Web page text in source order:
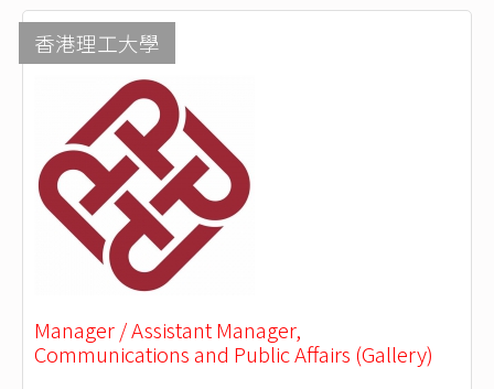
香港理工大學
Manager / Assistant Manager,
Communications and Public Affairs (Gallery)